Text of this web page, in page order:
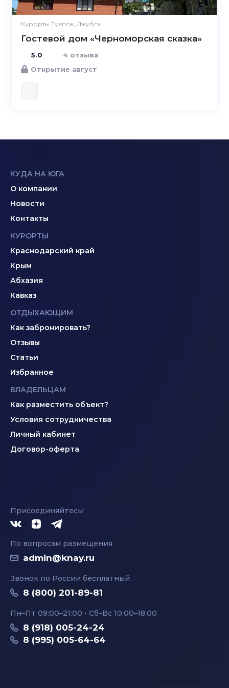
Курорты Туапсе, Джубга
Гостевой дом «Черноморская сказка»
5.0
4 отзыва
Открытие август
КУДА НА ЮГА
О компании
Новости
Контакты
КУРОРТЫ
Краснодарский край
Крым
Абхазия
Кавказ
ОТДЫХАЮЩИМ
Как забронировать?
Отзывы
Статьи
Избранное
ВЛАДЕЛЬЦАМ
Как разместить объект?
Условия сотрудничества
Личный кабинет
Договор-оферта
Присоединяйтесь!
По вопросам размещения
admin@knay.ru
Звонок по России бесплатный
8 (800) 201-89-81
Пн–Пт 09:00–21:00 • Сб–Вс 10:00–18:00
8 (918) 005-24-24
8 (995) 005-64-64